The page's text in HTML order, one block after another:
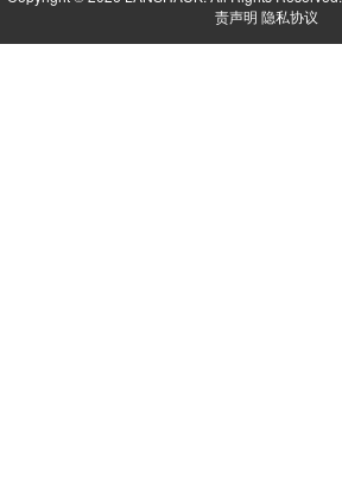
责声明 隐私协议